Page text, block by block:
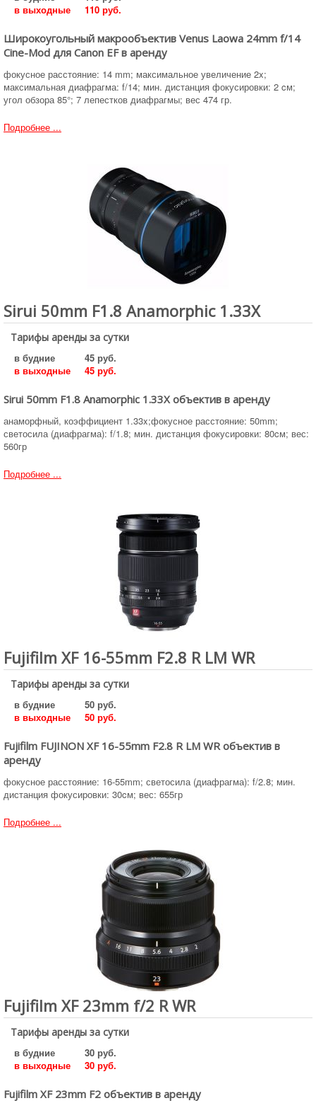
в выходные
110 руб.
Широкоугольный макрообъектив Venus Laowa 24mm f/14
Cine-Mod для Canon EF в аренду
фокусное расстояние: 14 mm; максимальное увеличение 2x;
максимальная диафрагма: f/14; мин. дистанция фокусировки: 2 cм;
угол обзора 85°; 7 лепестков диафрагмы; вес 474 гр.
Подробнее ...
Sirui 50mm F1.8 Anamorphic 1.33X
Тарифы аренды за сутки
в будние
45 руб.
в выходные
45 руб.
Sirui 50mm F1.8 Anamorphic 1.33X объектив в аренду
анаморфный, коэффициент 1.33x;фокусное расстояние: 50mm;
светосила (диафрагма): f/1.8; мин. дистанция фокусировки: 80cм; вес:
560гр
Подробнее ...
Fujifilm XF 16-55mm F2.8 R LM WR
Тарифы аренды за сутки
в будние
50 руб.
в выходные
50 руб.
Fujifilm FUJINON XF 16-55mm F2.8 R LM WR объектив в
аренду
фокусное расстояние: 16-55mm; светосила (диафрагма): f/2.8; мин.
дистанция фокусировки: 30cм; вес: 655гр
Подробнее ...
Fujifilm XF 23mm f/2 R WR
Тарифы аренды за сутки
в будние
30 руб.
в выходные
30 руб.
Fujifilm XF 23mm F2 объектив в аренду